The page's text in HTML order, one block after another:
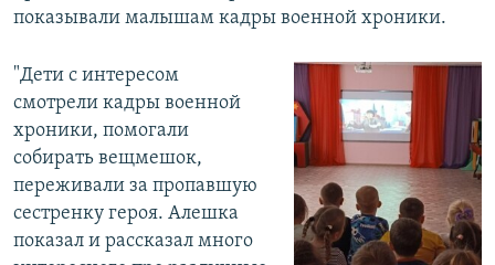
показывали малышам кадры военной хроники.
"Дети с интересом
смотрели кадры военной
хроники, помогали
собирать вещмешок,
переживали за пропавшую
сестренку героя. Алешка
показал и рассказал много